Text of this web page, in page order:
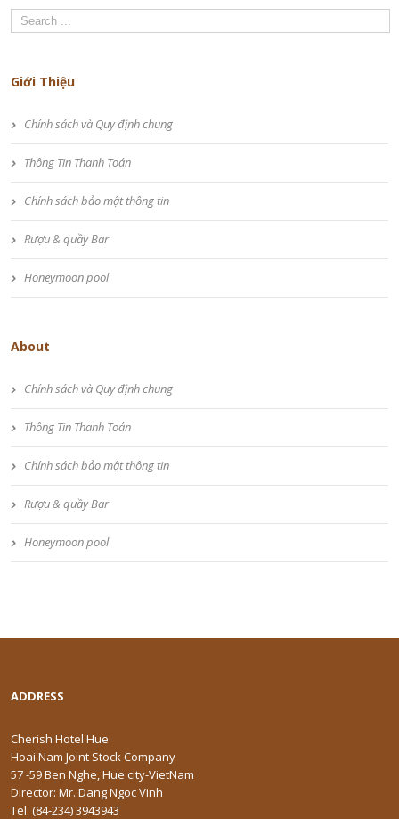
Giới Thiệu
Chính sách và Quy định chung
Thông Tin Thanh Toán
Chính sách bảo mật thông tin
Rượu & quầy Bar
Honeymoon pool
About
Chính sách và Quy định chung
Thông Tin Thanh Toán
Chính sách bảo mật thông tin
Rượu & quầy Bar
Honeymoon pool
ADDRESS
Cherish Hotel Hue
Hoai Nam Joint Stock Company
57 -59 Ben Nghe, Hue city-VietNam
Director: Mr. Dang Ngoc Vinh
Tel: (84-234) 3943943